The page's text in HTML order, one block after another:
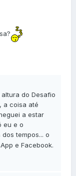
do Desafio
a coisa até
a estar
eu e o
tempos... o
e Facebook.